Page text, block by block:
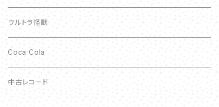
ウルトラ怪獣
Coca Cola
中古レコード